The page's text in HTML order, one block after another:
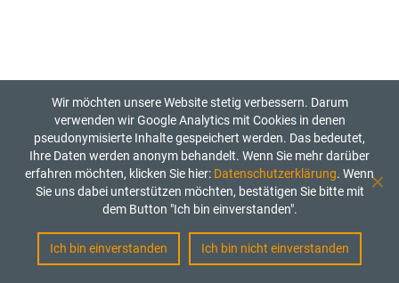
Wir möchten unsere Website stetig verbessern. Darum
verwenden wir Google Analytics mit Cookies in denen
pseudonymisierte Inhalte gespeichert werden. Das bedeutet,
Ihre Daten werden anonym behandelt. Wenn Sie mehr darüber
erfahren möchten, klicken Sie hier: Datenschutzerklärung. Wenn
Sie uns dabei unterstützen möchten, bestätigen Sie bitte mit
dem Button "Ich bin einverstanden".
Ich bin einverstanden Ich bin nicht einverstanden